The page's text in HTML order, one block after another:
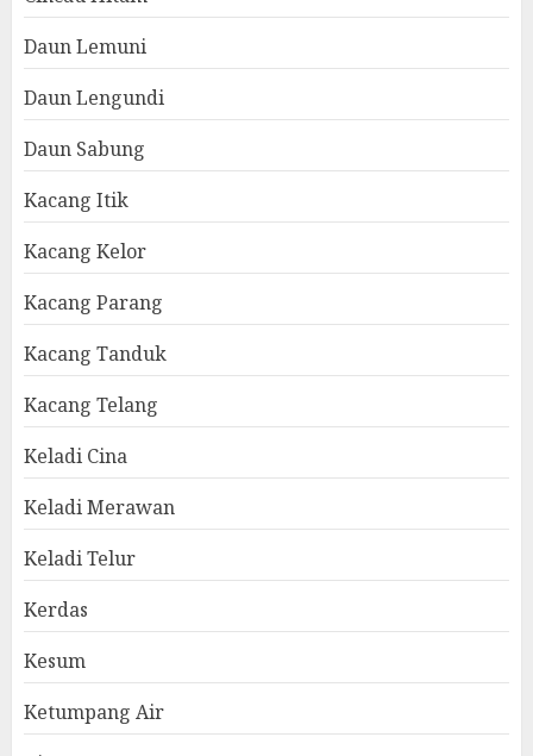
Daun Lemuni
Daun Lengundi
Daun Sabung
Kacang Itik
Kacang Kelor
Kacang Parang
Kacang Tanduk
Kacang Telang
Keladi Cina
Keladi Merawan
Keladi Telur
Kerdas
Kesum
Ketumpang Air